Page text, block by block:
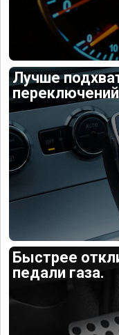
Лучше
Быстрее
педали газа.